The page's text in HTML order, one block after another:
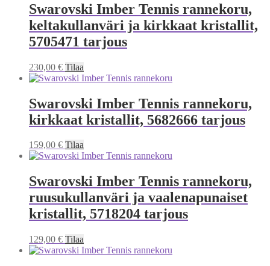
Swarovski Imber Tennis rannekoru,
keltakullanväri ja kirkkaat kristallit,
5705471 tarjous
230,00 € Tilaa
Swarovski Imber Tennis rannekoru,
kirkkaat kristallit, 5682666 tarjous
159,00 € Tilaa
Swarovski Imber Tennis rannekoru,
ruusukullanväri ja vaalenapunaiset
kristallit, 5718204 tarjous
129,00 € Tilaa